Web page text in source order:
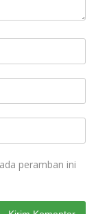
peramban ini